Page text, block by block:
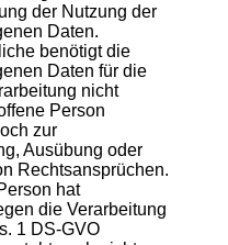
der Nutzung der
Daten.
benötigt die
Daten für die
nicht
Person
zur
Ausübung oder
Rechtsansprüchen.
hat
die Verarbeitung
1 DS-GVO